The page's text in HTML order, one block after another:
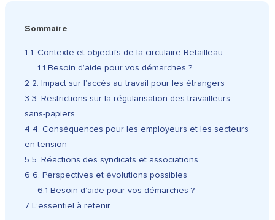
Sommaire
1 1. Contexte et objectifs de la circulaire Retailleau
1.1 Besoin d’aide pour vos démarches ?
2 2. Impact sur l’accès au travail pour les étrangers
3 3. Restrictions sur la régularisation des travailleurs
sans-papiers
4 4. Conséquences pour les employeurs et les secteurs
en tension
5 5. Réactions des syndicats et associations
6 6. Perspectives et évolutions possibles
6.1 Besoin d’aide pour vos démarches ?
7 L’essentiel à retenir…